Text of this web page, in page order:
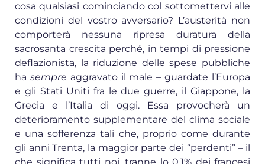
cosa qualsiasi cominciando col sottomettervi alle
condizioni del vostro avversario? L’austerità non
comporterà nessuna ripresa duratura della
sacrosanta crescita perché, in tempi di pressione
deflazionista, la riduzione delle spese pubbliche
ha sempre aggravato il male – guardate l’Europa
e gli Stati Uniti fra le due guerre, il Giappone, la
Grecia e l’Italia di oggi. Essa provocherà un
deterioramento supplementare del clima sociale
e una sofferenza tali che, proprio come durante
gli anni Trenta, la maggior parte dei “perdenti” – il